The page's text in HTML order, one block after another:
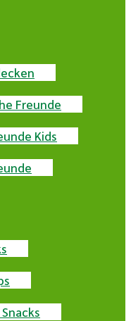
Freunde
Kids